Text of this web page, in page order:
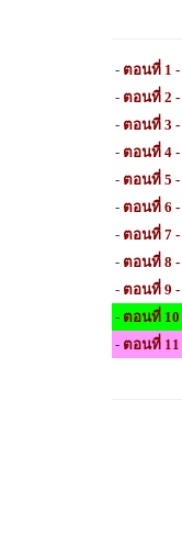
- ตอนที่ 1 -
- ตอนที่ 2 -
- ตอนที่ 3 -
- ตอนที่ 4 -
- ตอนที่ 5 -
- ตอนที่ 6 -
- ตอนที่ 7 -
- ตอนที่ 8 -
- ตอนที่ 9 -
- ตอนที่ 10
- ตอนที่ 11